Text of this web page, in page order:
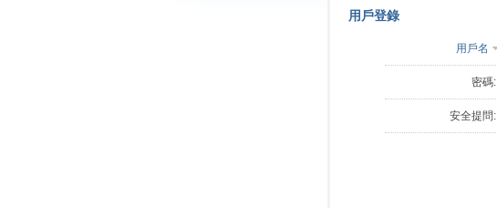
用戶登錄
用戶名
密碼:
安全提問: